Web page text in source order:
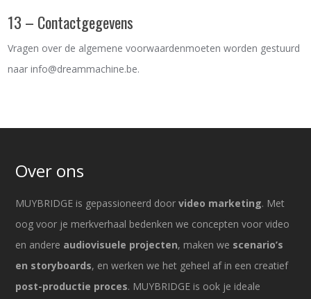
13 – Contactgegevens
Vragen over de algemene voorwaardenmoeten worden gestuurd
naar info@dreammachine.be.
Over ons
MUYBRIDGE is gepassioneerd doorvideo marketing. Met
oog voor je merkverhaal bedenken we concepten voor video
en andere audiovisuele projecten, maken we scenario’s
en storyboards, en werken we het geheel af in een creatief
post-productie proces. MUYBRIDGE is ook je ideale